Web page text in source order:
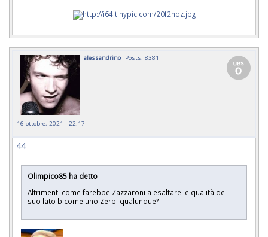
alessandrino Posts: 8381
16 ottobre, 2021 - 22:17
44
Olimpico85 ha detto
Altrimenti come farebbe Zazzaroni a esaltare le qualità del
suo lato b come uno Zerbi qualunque?